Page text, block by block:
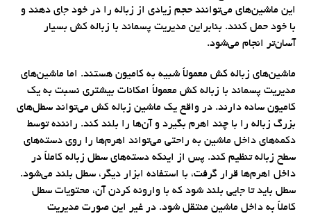
این ماشین‌های می‌توانند حجم زیادی از زباله را در خود جای دهند و
با خود حمل کنند. بنابراین مدیریت پسماند با زباله کش بسیار
آسان‌تر انجام می‌شود.
ماشین‌های زباله کش معمولاً شبیه به کامیون هستند. اما ماشین‌های
مدیریت پسماند با زباله کش معمولاً امکانات بیشتری نسبت به یک
کامیون ساده دارند. در واقع یک ماشین زباله کش می‌تواند سطل‌های
بزرگ زباله را با چند اهرم بگیرد و آن‌ها را بلند کند. راننده توسط
دکمه‌های داخل ماشین به راحتی می‌تواند اهرم‌ها را روی دسته‌های
سطح زباله تنظیم کند. پس از اینکه دسته‌های سطل زباله کاملاً در
داخل اهرم‌ها قرار گرفت، با استفاده ابزار دیگر، سطل بلند می‌شود.
سطل باید تا جایی بلند شود که با وارونه کردن آن، محتویات سطل
کاملاً به داخل ماشین منتقل شود. در غیر این صورت مدیریت